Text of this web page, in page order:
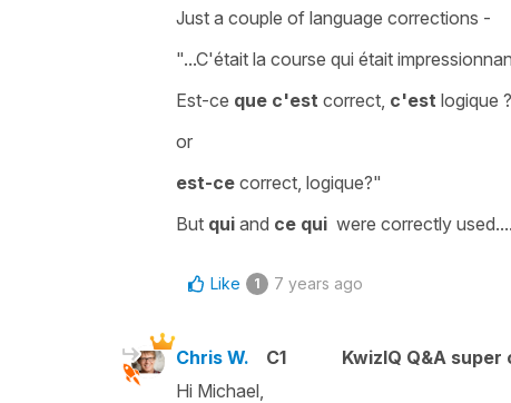
Just a couple of language corrections -
"...C'était la course qui était
Est-ce que c'est correct, c'est logique ?
or
est-ce correct, logique?"
But qui and ce qui were correctly used....
Like 1 7 years ago
Chris W. C1
KwizIQ Q&A
Hi Michael,